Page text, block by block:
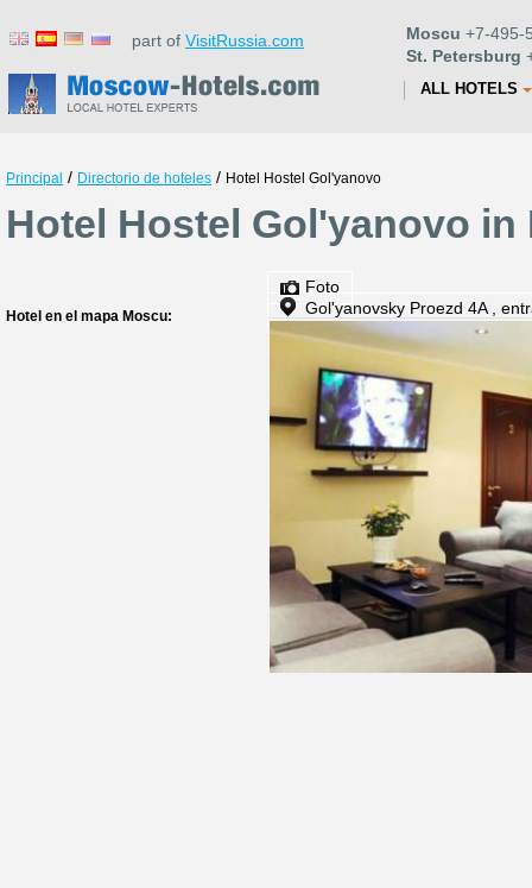
part of VisitRussia.com Moscu +7-495-
St. Petersburg
ALL HOTELS
Principal / Directorio de hoteles / Hotel Hostel Gol'yanovo
Hotel Hostel Gol'yanovo in
Hotel en el mapa Moscu:
Foto
Gol'yanovsky Proezd 4A ,